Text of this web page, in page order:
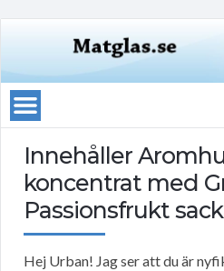
Innehåller
koncentrat med
Passionsfrukt
Hej Urban! Jag ser att du är